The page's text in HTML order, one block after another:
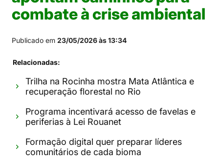
combate à crise ambiental
Publicado em 23/05/2026 às 13:34
Relacionadas:
Trilha na Rocinha mostra Mata Atlântica e
recuperação florestal no Rio
Programa incentivará acesso de favelas e
periferias à Lei Rouanet
Formação digital quer preparar líderes
comunitários de cada bioma